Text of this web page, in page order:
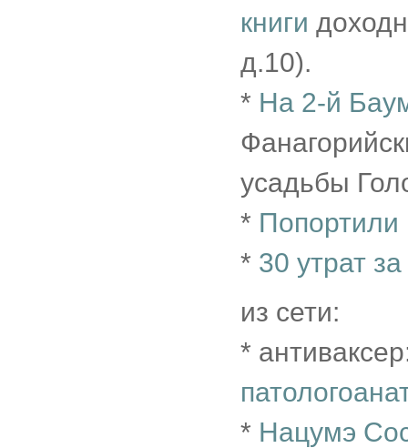
книги
д.10).
* На 2-й
усадьбы
*
* 30 утрат за
из сети:
*
* Нацумэ